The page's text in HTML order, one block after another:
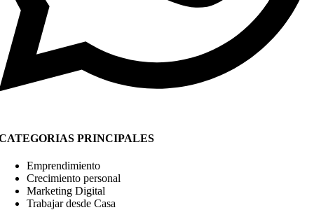
PRINCIPALES
Emprendimiento
Crecimiento personal
Marketing Digital
Trabajar desde Casa